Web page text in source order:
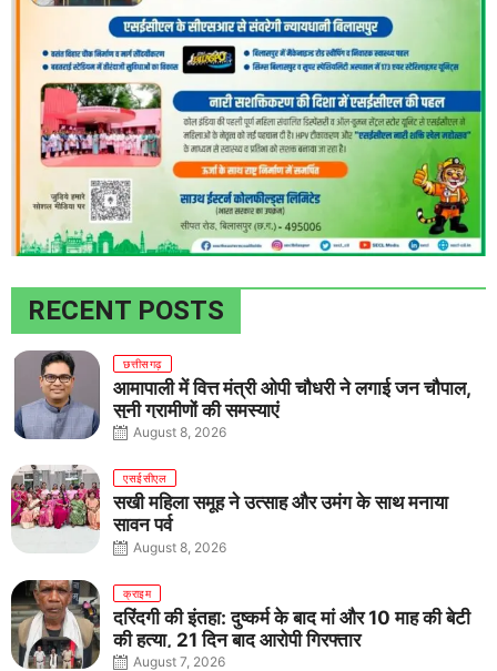
RECENT POSTS
छत्तीसगढ़
आमापाली में वित्त मंत्री ओपी चौधरी ने लगाई जन चौपाल,
सुनी ग्रामीणों की समस्याएं
August 8, 2026
एसईसीएल
सखी महिला समूह ने उत्साह और उमंग के साथ मनाया
सावन पर्व
August 8, 2026
क्राइम
दरिंदगी की इंतहा: दुष्कर्म के बाद मां और 10 माह की बेटी
की हत्या, 21 दिन बाद आरोपी गिरफ्तार
August 7, 2026